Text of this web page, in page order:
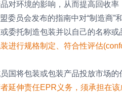
对环境的影响，从而提高回收率
委员会发布的指南中对“制造商”
委托制造包装并以自己的名称或
进行规格制定、符合性评估
国将包装或包装产品投放市场
延伸责任EPR义务，须承担在该